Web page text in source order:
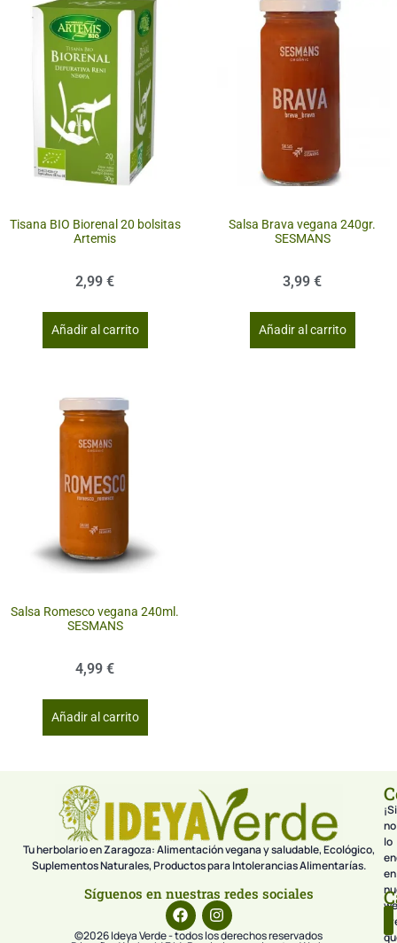
Tisana BIO Biorenal 20 bolsitas
Artemis
2,99 €
Añadir al carrito
Salsa Brava vegana 240gr.
SESMANS
3,99 €
Añadir al carrito
Salsa Romesco vegana 240ml.
SESMANS
4,99 €
Añadir al carrito
Tu herbolario en Zaragoza: Alimentación vegana y saludable, Ecológico,
Suplementos Naturales, Productos para Intolerancias Alimentarías.
Síguenos en nuestras redes sociales
©2026 Ideya Verde - todos los derechos reservados
¡Si
no
lo
en